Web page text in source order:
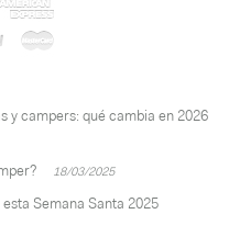
y campers: qué cambia en 2026
18/03/2025
Semana Santa 2025